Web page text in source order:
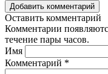
Добавить комментарий
Оставить комментарий
Комментарии
течение пары часов.
Имя
Комментарий *